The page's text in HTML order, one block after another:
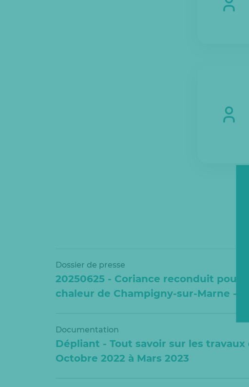
Dossier de presse
20250625 - Coriance reconduit pour
chaleur de Champigny-sur-Marne - CP
Documentation
Dépliant - Tout savoir sur les
Octobre 2022 à Mars 2023